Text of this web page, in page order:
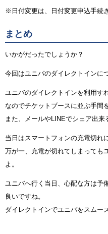
※日付変更は、日付変更申込手続
まとめ
いかがだったでしょうか？
今回はユニバのダイレクトインに
ユニバのダイレクトインを利用す
なのでチケットブースに並ぶ手間
また、メールやLINEでシェア出来
当日はスマートフォンの充電切れ
万が一、充電が切れてしまっても
よ。
ユニバへ行く当日、心配な方は予
良いですね。
ダイレクトインでユニバをスムー